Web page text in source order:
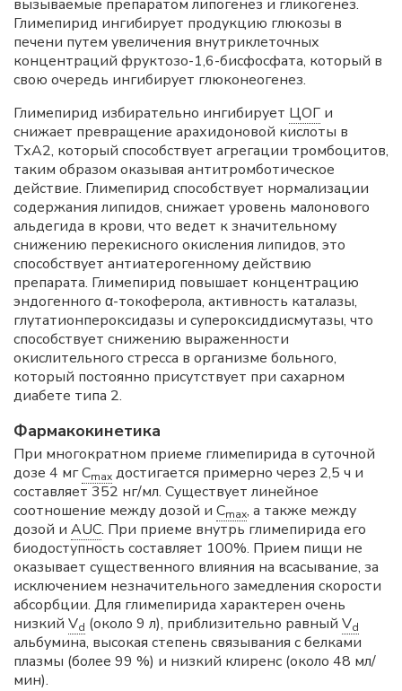
вызываемые препаратом липогенез и гликогенез.
Глимепирид ингибирует продукцию глюкозы в
печени путем увеличения внутриклеточных
концентраций фруктозо-1,6-бисфосфата, который в
свою очередь ингибирует глюконеогенез.
Глимепирид избирательно ингибирует ЦОГ и
снижает превращение арахидоновой кислоты в
ТхА2, который способствует агрегации тромбоцитов,
таким образом оказывая антитромботическое
действие. Глимепирид способствует нормализации
содержания липидов, снижает уровень малонового
альдегида в крови, что ведет к значительному
снижению перекисного окисления липидов, это
способствует антиатерогенному действию
препарата. Глимепирид повышает концентрацию
эндогенного α-токоферола, активность каталазы,
глутатионпероксидазы и супероксиддисмутазы, что
способствует снижению выраженности
окислительного стресса в организме больного,
который постоянно присутствует при сахарном
диабете типа 2.
Фармакокинетика
При многократном приеме глимепирида в суточной
дозе 4 мгCmax достигается примерно через 2,5 ч и
составляет 352 нг/мл. Существует линейное
соотношение между дозой и Cmax, а также между
дозой и AUC. При приеме внутрь глимепирида его
биодоступность составляет 100%. Прием пищи не
оказывает существенного влияния на всасывание, за
исключением незначительного замедления скорости
абсорбции. Для глимепирида характерен очень
низкий Vd (около 9 л), приблизительно равный Vd
альбумина, высокая степень связывания с белками
плазмы (более 99 %) и низкий клиренс (около 48 мл/
мин).